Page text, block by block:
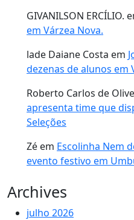
GIVANILSON ERCÍLIO.
em Várzea Nova.
lade Daiane Costa em
dezenas de alunos em
Roberto Carlos de
apresenta time que
Seleções
Zé em Escolinha Nem
evento festivo em
Archives
julho 2026